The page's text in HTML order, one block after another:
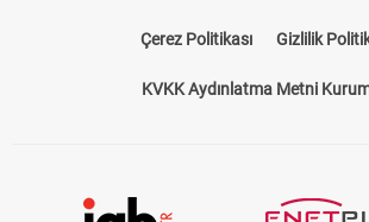
kapsamı bir rehberdir. Hangi hipodromda,
ve pist koşullarını öğrenmek için ideal bir
Çerez Politikası Gizlilik
KVKK Aydınlatma Metni